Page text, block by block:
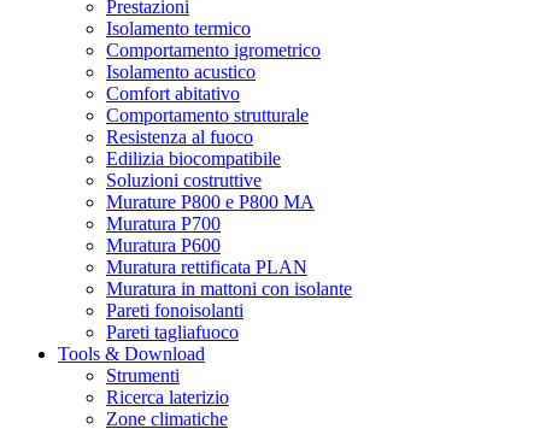
Prestazioni
Isolamento termico
Comportamento igrometrico
Isolamento acustico
Comfort abitativo
Comportamento strutturale
Resistenza al fuoco
Edilizia biocompatibile
Soluzioni costruttive
Murature P800 e P800 MA
Muratura P700
Muratura P600
Muratura rettificata PLAN
Muratura in mattoni con isolante
Pareti fonoisolanti
Pareti tagliafuoco
Tools & Download
Strumenti
Ricerca laterizio
Zone climatiche